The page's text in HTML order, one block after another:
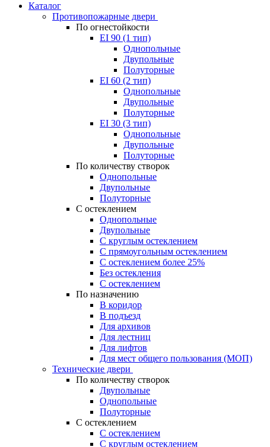
Каталог
Противопожарные двери
По огнестойкости
EI 90 (1 тип)
Однопольные
Двупольные
Полуторные
EI 60 (2 тип)
Однопольные
Двупольные
Полуторные
EI 30 (3 тип)
Однопольные
Двупольные
Полуторные
По количеству створок
Однопольные
Двупольные
Полуторные
С остеклением
Однопольные
Двупольные
С круглым остеклением
С прямоугольным остеклением
С остеклением более 25%
Без остекления
С остеклением
По назначению
В коридор
В подъезд
Для архивов
Для лестниц
Для лифтов
Для мест общего пользования (МОП)
Технические двери
По количеству створок
Двупольные
Однопольные
Полуторные
С остеклением
С остеклением
С круглым остеклением